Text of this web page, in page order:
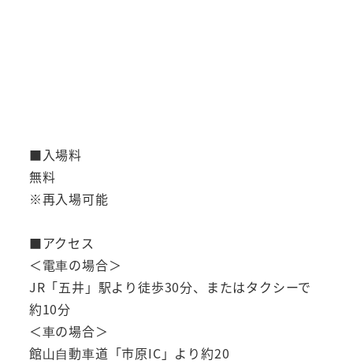
■入場料
無料
※再入場可能
■アクセス
＜電⾞の場合＞
JR「五井」駅より徒歩30分、またはタクシーで
約10分
＜⾞の場合＞
館⼭⾃動⾞道「市原IC」より約20